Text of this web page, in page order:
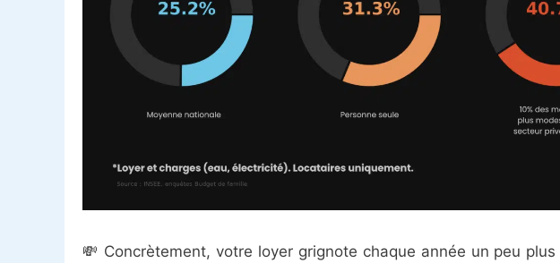
💸 Concrètement, votre loyer grignote chaque année un peu